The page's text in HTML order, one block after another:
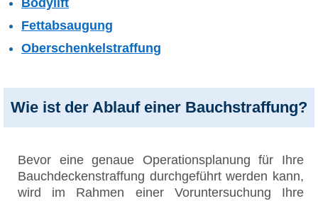
Fettabsaugung
Oberschenkelstraffung
Wie ist der Ablauf einer Bauchstraffung?
Bevor eine genaue Operationsplanung für Ihre
Bauchdeckenstraffung durchgeführt werden kann,
wird im Rahmen einer Voruntersuchung Ihre